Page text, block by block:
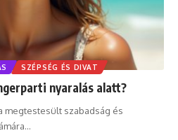
SZÉPSÉG ÉS DIVAT
nyaralás alatt?
megtestesült szabadság és
…